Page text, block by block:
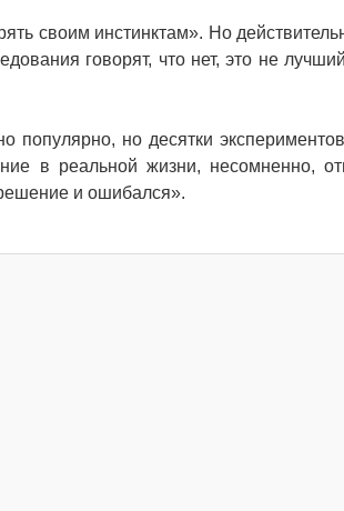
своим инстинктам». Но
говорят, что нет, это не
популярно, но десятки
в реальной жизни, несомненно,
и ошибался».